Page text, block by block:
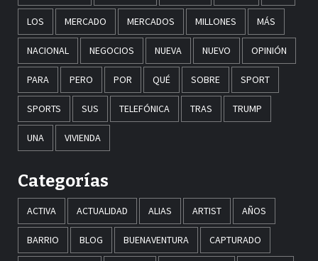
LOS MERCADO MERCADOS MILLONES MÁS
NACIONAL NEGOCIOS NUEVA NUEVO OPINIÓN
PARA PERO POR QUÉ SOBRE SPORT
SPORTS SUS TELEFÓNICA TRAS TRUMP
UNA VIVIENDA
Categorías
ACTIVA ACTUALIDAD ALIAS ARTIST AÑOS
BARRIO BLOG BUENAVENTURA CAPTURADO